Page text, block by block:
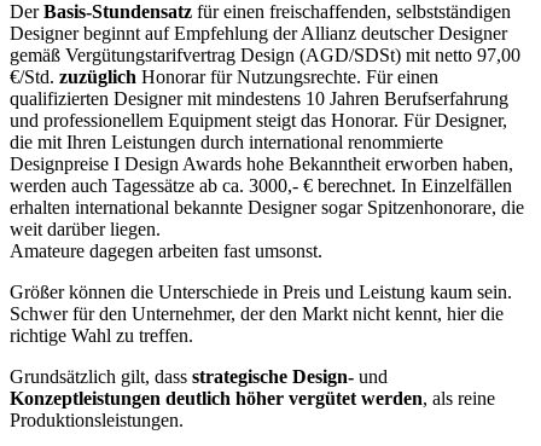
DerBasis-Stundensatz für einen freischaffenden, selbstständigen
Designer beginnt auf Empfehlung der Allianz deutscher Designer
gemäß Vergütungstarifvertrag Design (AGD/SDSt) mit netto 97,00
€/Std. zuzüglich Honorar für Nutzungsrechte. Für einen
qualifizierten Designer mit mindestens 10 Jahren Berufserfahrung
und professionellem Equipment steigt das Honorar. Für Designer,
die mit Ihren Leistungen durch international renommierte
Designpreise I Design Awards hohe Bekanntheit erworben haben,
werden auch Tagessätze ab ca. 3000,- € berechnet. In Einzelfällen
erhalten international bekannte Designer sogar Spitzenhonorare, die
weit darüber liegen.
Amateure dagegen arbeiten fast umsonst.
Größer können die Unterschiede in Preis und Leistung kaum sein.
Schwer für den Unternehmer, der den Markt nicht kennt, hier die
richtige Wahl zu treffen.
Grundsätzlich gilt, dass strategische Design- und
Konzeptleistungen deutlich höher vergütet werden, als reine
Produktionsleistungen.